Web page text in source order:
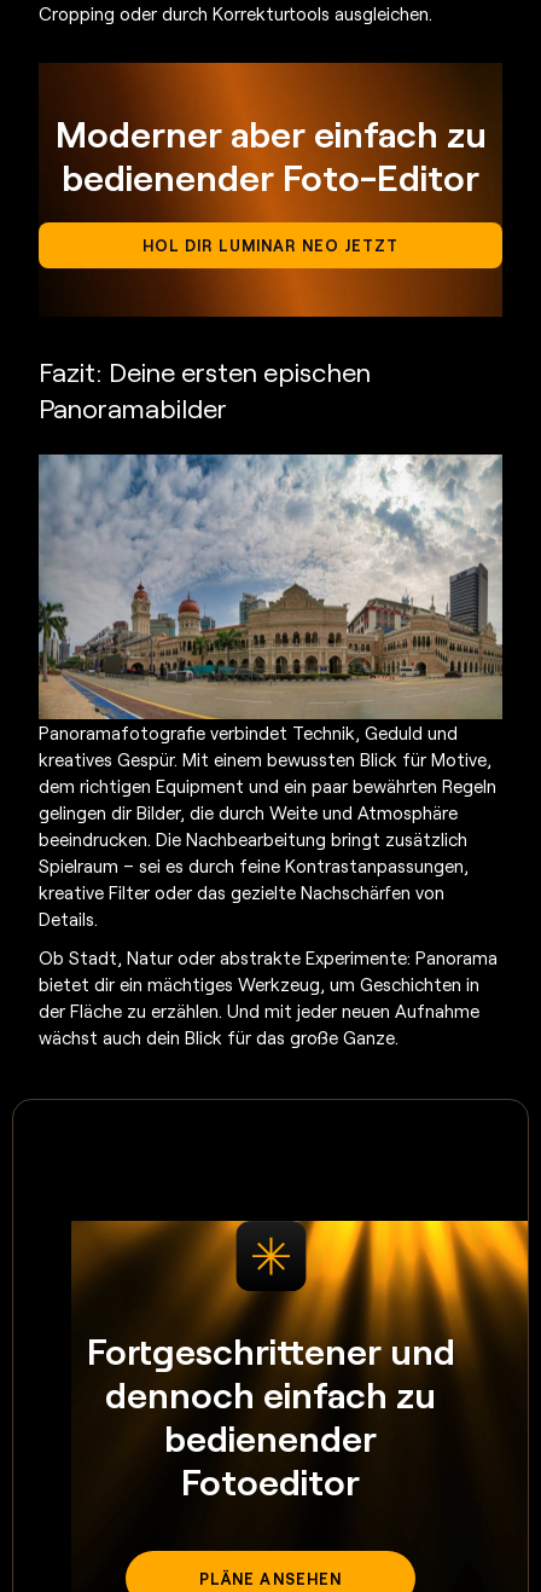
Cropping oder durch Korrekturtools ausgleichen.
Moderner aber einfach zu
bedienender Foto-Editor
HOL DIR LUMINAR NEO JETZT
Fazit: Deine ersten epischen
Panoramabilder
Panoramafotografieverbindet Technik, Geduld und
kreatives Gespür. Mit einem bewussten Blick für Motive,
dem richtigen Equipment und ein paar bewährten Regeln
gelingen dir Bilder, die durch Weite und Atmosphäre
beeindrucken. Die Nachbearbeitung bringt zusätzlich
Spielraum – sei es durch feine Kontrastanpassungen,
kreative Filter oder das gezielte Nachschärfen von
Details.
Ob Stadt, Natur oder abstrakte Experimente: Panorama
bietet dir ein mächtiges Werkzeug, um Geschichten in
der Fläche zu erzählen. Und mit jeder neuen Aufnahme
wächst auch dein Blick für das große Ganze.
Fortgeschrittener und
dennoch einfach zu
bedienender
Fotoeditor
PLÄNE ANSEHEN